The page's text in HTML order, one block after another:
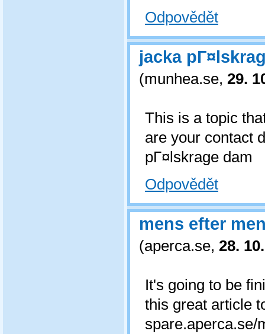
Odpovědět
jacka
(munhea.se, 29.
This is a topic
are your contact
pГ¤lskrage dam
Odpovědět
mens efter
(aperca.se, 28.
It's going to be
this great article
spare.aperca.se/